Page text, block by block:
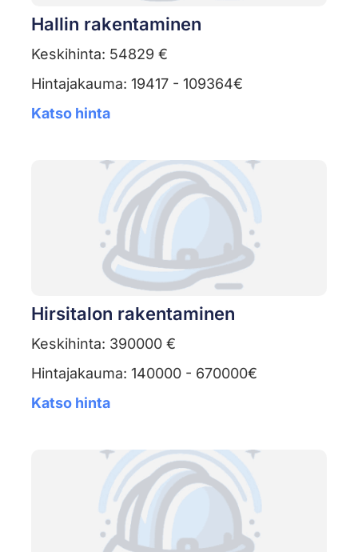
Hallin rakentaminen
Keskihinta: 54829 €
Hintajakauma: 19417 - 109364€
Katso hinta
Hirsitalon rakentaminen
Keskihinta: 390000 €
Hintajakauma: 140000 - 670000€
Katso hinta